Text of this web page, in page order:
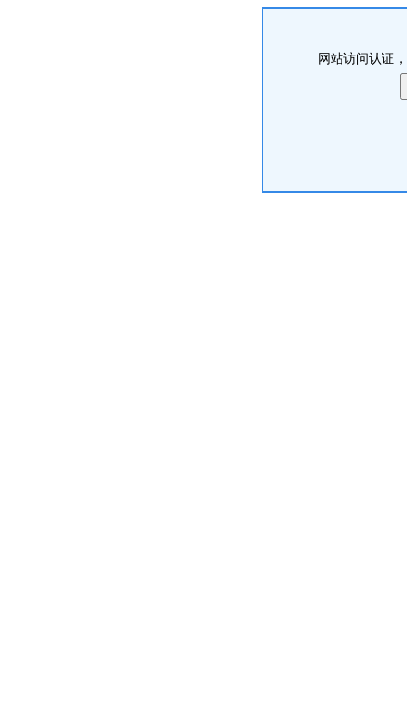
网站访问认证